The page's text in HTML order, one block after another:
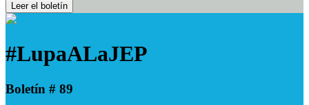
Leer el boletín
#LupaALaJEP
Boletín # 89